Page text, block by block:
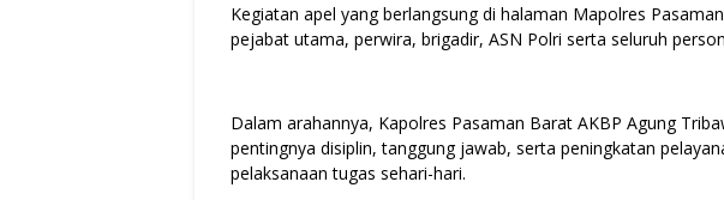
Kegiatan apel yang berlangsung di halaman Mapolres
pejabat utama, perwira, brigadir, ASN Polri serta seluruh
Dalam arahannya, Kapolres Pasaman Barat AKBP Agung
pentingnya disiplin, tanggung jawab, serta peningkatan
pelaksanaan tugas sehari-hari.